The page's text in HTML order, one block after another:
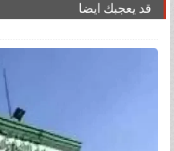
قد يعجبك ايضا